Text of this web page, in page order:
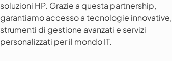
soluzioni HP. Grazie a questa partnership,
garantiamo accesso a tecnologie innovative,
strumenti di gestione avanzati e servizi
personalizzati per il mondo IT.